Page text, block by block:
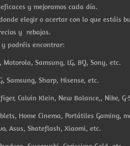
y mejoramos cada día.
elegir o acertar con lo que estáis
y rebajas.
podréis encontrar:
Samsung, LG, BQ, Sony, etc.
Samsung, Sharp, Hisense, etc.
Calvin Klein, New Balance,, Nike, G-
Home Cinema, Portátiles Gaming,
Asus, Skateflash, Xiaomi, etc.